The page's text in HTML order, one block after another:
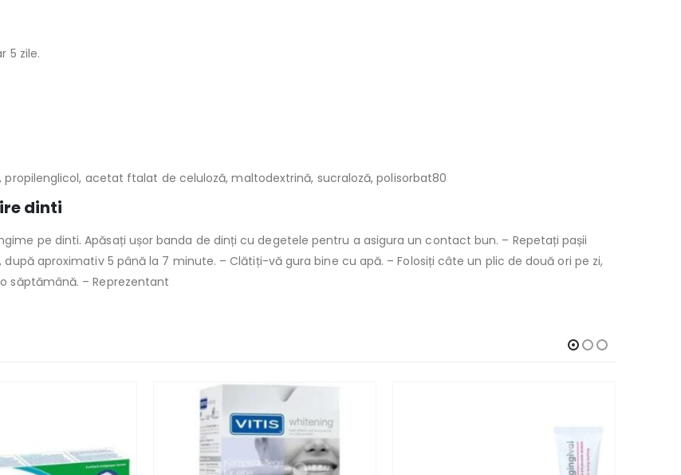
5 zile.
propilenglicol, acetat ftalat de celuloză, maltodextrină, sucraloză, polisorbat80
dinti
pe dinti. Apăsați ușor banda de dinți cu degetele pentru a asigura un contact bun. – Repetați pașii
aproximativ 5 până la 7 minute. – Clătiți-vă gura bine cu apă. – Folosiți câte un plic de două ori pe zi,
săptămână. – Reprezentant